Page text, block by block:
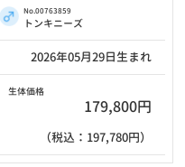
No.00763859
トンキニーズ
2026年05月29日生まれ
生体価格
179,800円
（税込：197,780円）